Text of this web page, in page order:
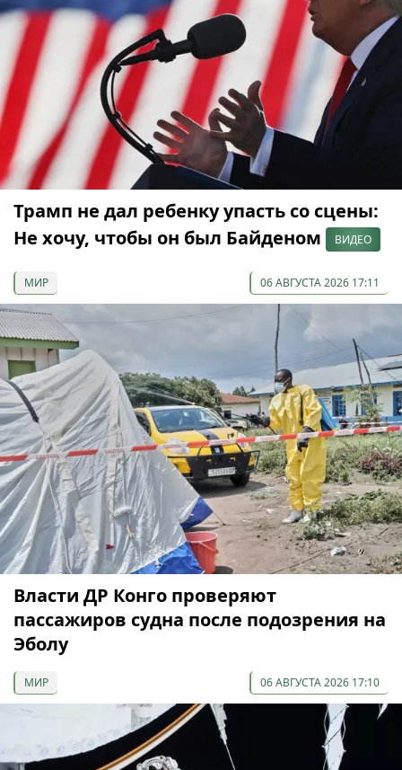
Трамп не дал ребенку упасть со сцены:
Не хочу, чтобы он был Байденом
ВИДЕО
МИР 06 АВГУСТА 2026 17:11
Власти ДР Конго проверяют
пассажиров судна после подозрения на
Эболу
МИР 06 АВГУСТА 2026 17:10